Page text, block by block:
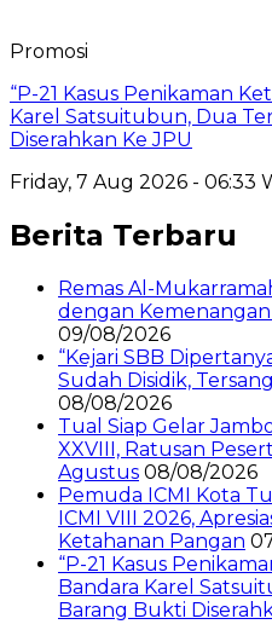
Promosi
“P-21 Kasus Penikaman
Karel Satsuitubun, Dua
Diserahkan Ke JPU
Friday, 7 Aug 2026 - 06:33
Berita Terbaru
Remas Al-
dengan Kemenangan
09/08/2026
“Kejari SBB
Sudah Disidik,
08/08/2026
Tual Siap Gelar
XXVIII, Ratusan
Agustus 08/08/2026
Pemuda ICMI Kota
ICMI VIII 2026,
Ketahanan Pangan
“P-21 Kasus
Bandara Karel
Barang Bukti